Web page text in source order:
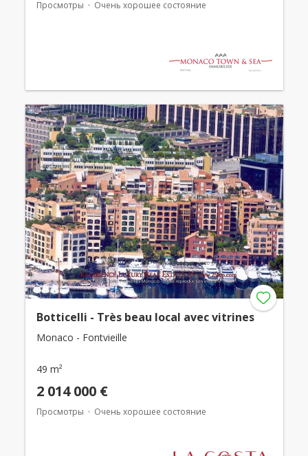
Просмотры Очень хорошее состояние
Botticelli - Très beau local avec vitrines
Monaco - Fontvieille
49 m²
2 014 000 €
Просмотры Очень хорошее состояние